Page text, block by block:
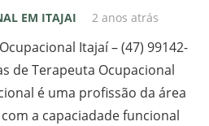
EM ITAJAI 2 anos atrás
Itajaí – (47) 99142-
de Terapeuta Ocupacional
é uma profissão da área
a capaciadade funcional